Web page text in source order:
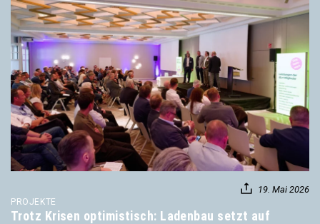
19. Mai 2026
PROJEKTE
Trotz Krisen optimistisch: Ladenbau setzt auf